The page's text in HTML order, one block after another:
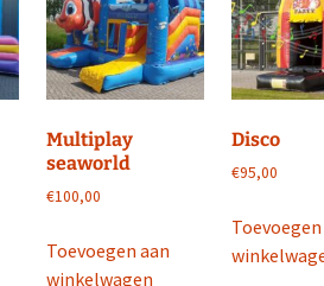
Multiplay
seaworld
€100,00
Toevoegen aan
winkelwagen
Disco
€95,00